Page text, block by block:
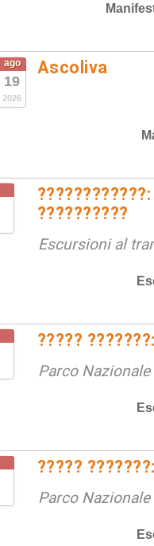
ago
19
2026
Ascoliva
??????????
Escursioni al
?????
Parco
?????
Parco